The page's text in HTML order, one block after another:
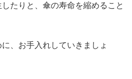
たりと、傘の寿命を縮めること
、お手入れしていきましょ